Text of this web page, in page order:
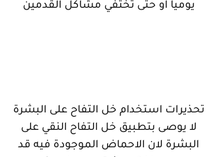
يوميا او حتى تختفي مشاكل القدمين
تحذيرات استخدام خل التفاح على البشرة
لا يوصى بتطبيق خل التفاح النقي على
البشرة لان الاحماض الموجودة فيه قد